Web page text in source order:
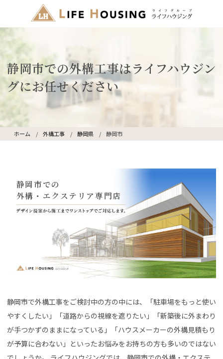
静岡市での外構工事はライフハウジン
グにお任せください
ホーム 外構工事 静岡県 静岡市
静岡市での
外構・エクステリア専門店
静岡市で外構工事をご検討中の方の中には、「駐車場をもっと使い
やすくしたい」「道路からの視線を遮りたい」「新築後に外まわり
が手つかずのままになっている」「ハウスメーカーの外構見積もり
が予算に合わない」といったお悩みをお持ちの方も多いのではない